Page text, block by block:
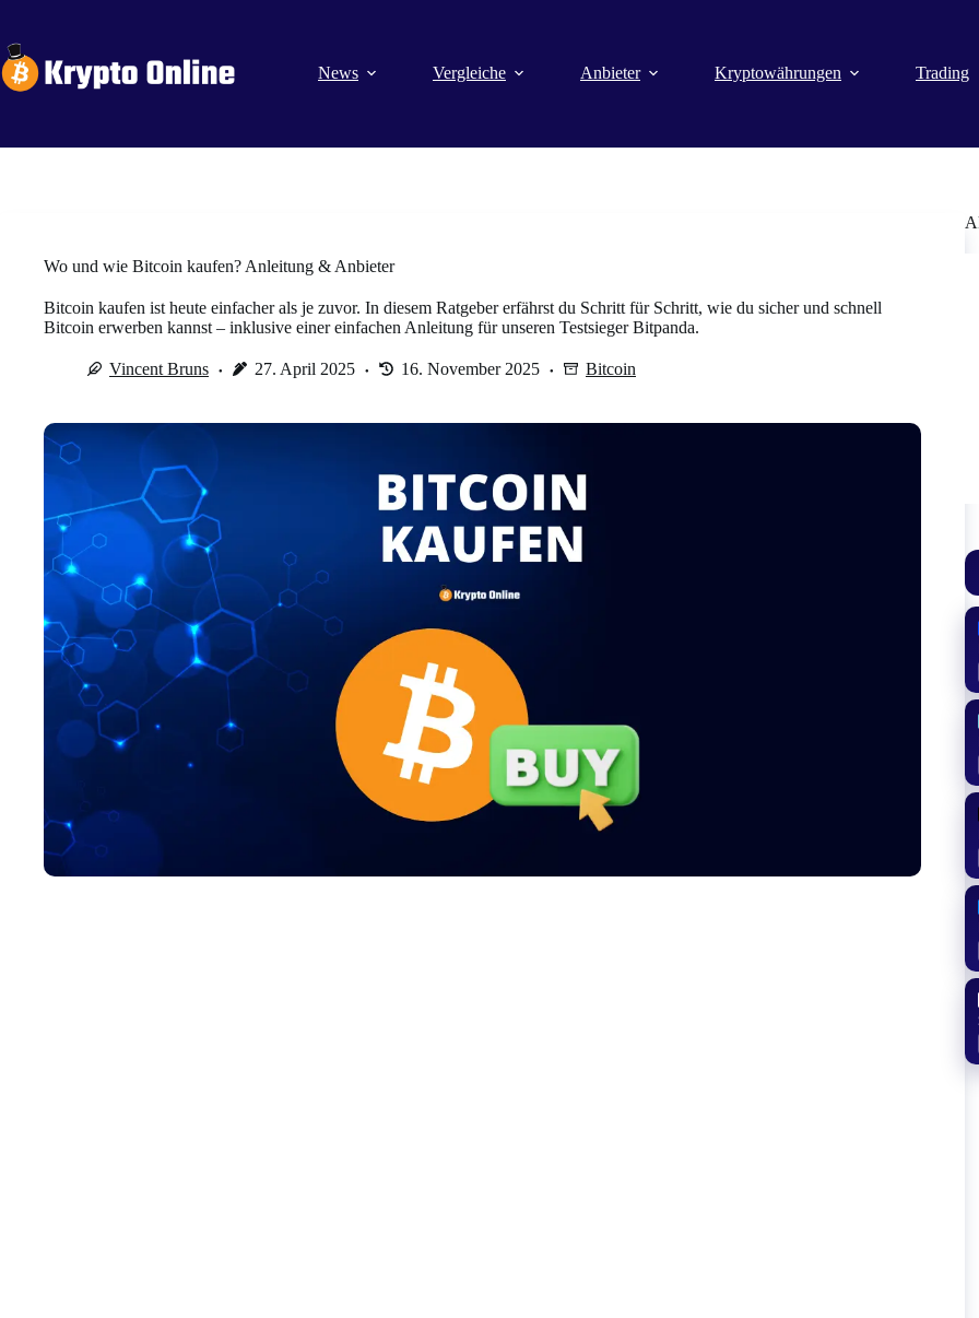
springen
News
Vergleiche Anbieter Kryptowährungen Trading
Wo und wie Bitcoin kaufen? Anleitung & Anbieter
Bitcoin kaufen ist heute einfacher als je zuvor. In diesem Ratgeber erfährst du Schritt für Schritt, wie du sicher und schnell
Bitcoin erwerben kannst – inklusive einer einfachen Anleitung für unseren Testsieger Bitpanda.
Vincent Bruns 27. April 2025 16. November 2025 Bitcoin